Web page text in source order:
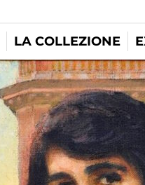
LA COLLEZIONE